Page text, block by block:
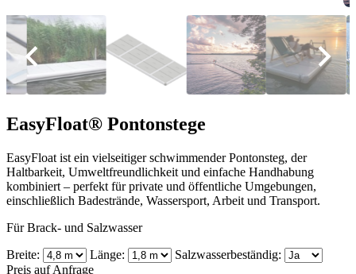
EasyFloat® Pontonstege
EasyFloat ist ein vielseitiger schwimmender Pontonsteg, der
Haltbarkeit, Umweltfreundlichkeit und einfache Handhabung
kombiniert – perfekt für private und öffentliche Umgebungen,
einschließlich Badestrände, Wassersport, Arbeit und Transport.
Für Brack- und Salzwasser
Breite:
Länge:
Salzwasserbeständig:
Preis auf Anfrage